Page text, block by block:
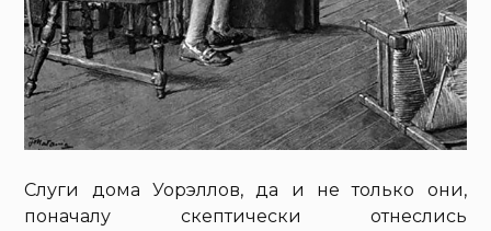
Слуги дома Уорэллов, да и не только они,
поначалу скептически отнеслись